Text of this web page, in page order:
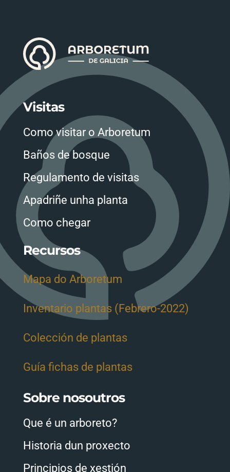
Visitas
Como visitar o Arboretum
Baños de bosque
Regulamento de visitas
Apadriñe unha planta
Como chegar
Recursos
Mapa do Arboretum
Inventario plantas (Febrero-2022)
Colección de plantas
Guía fichas de plantas
Sobre nosoutros
Que é un arboreto?
Historia dun proxecto
Principios de xestión